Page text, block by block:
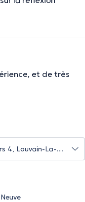
et de très